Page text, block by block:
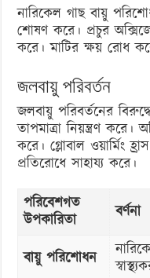
নারিকেল গাছ বায়ু
শোষণ করে। প্রচুর
করে। মাটির ক্ষয় রোধ
জলবায়ু পরিবর্তন
জলবায়ু পরিবর্তনের
তাপমাত্রা নিয়ন্ত্রণ
করে। গ্লোবাল ওয়ার্মিং
প্রতিরোধে সাহায্য করে।
পরিবেশগত
উপকারিতা
বর্ণনা
বায়ু পরিশোধন